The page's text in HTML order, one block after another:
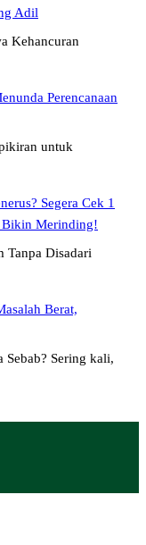
Adil
Kehancuran
Perencanaan
untuk
Segera Cek 1
Bikin Merinding!
Tanpa Disadari
Berat,
Sebab? Sering kali,